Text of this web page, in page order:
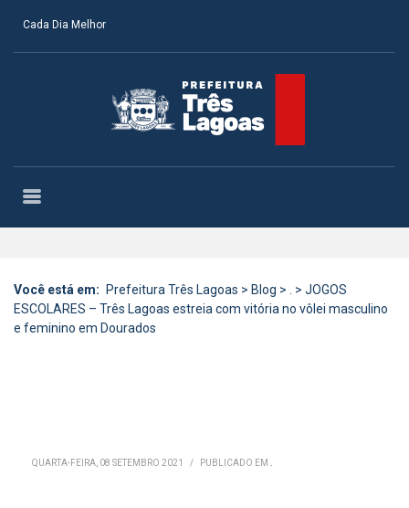
Cada Dia Melhor
Você está em: Prefeitura Três Lagoas > Blog > . > JOGOS
ESCOLARES – Três Lagoas estreia com vitória no vôlei masculino
e feminino em Dourados
QUARTA-FEIRA, 08 SETEMBRO 2021 / PUBLICADO EM .